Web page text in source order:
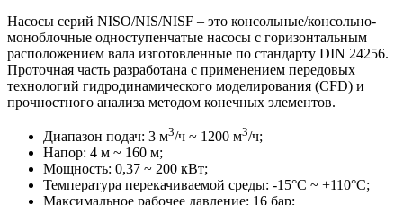
Насосы серий NISO/NIS/NISF – это консольные/консольно-
моноблочные одноступенчатые насосы с горизонтальным
расположением вала изготовленные по стандарту DIN 24256.
Проточная часть разработана с применением передовых
технологий гидродинамического моделирования (CFD) и
прочностного анализа методом конечных элементов.
Диапазон подач: 3 м3/ч ~ 1200 м3/ч;
Напор: 4 м ~ 160 м;
Мощность: 0,37 ~ 200 кВт;
Температура перекачиваемой среды: -15°С ~ +110°С;
Максимальное рабочее давление: 16 бар;